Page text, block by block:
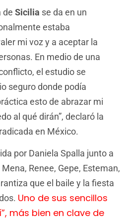
de Sicilia se da en un
estaba
mi voz y a aceptar la
En medio de una
el estudio se
seguro donde podía
esto de abrazar mi
al qué dirán”, declaró la
en México.
por Daniela Spalla junto a
Renee, Gepe, Esteman,
que el baile y la fiesta
Uno de sus sencillos
más bien en clave de